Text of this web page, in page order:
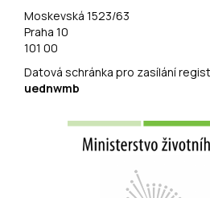
Moskevská 1523/63
Praha 10
101 00
Datová schránka pro zasílání
uednwmb